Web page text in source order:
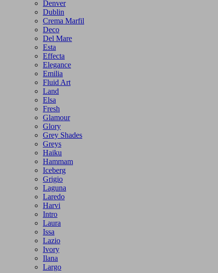
Denver
Dublin
Crema Marfil
Deco
Del Mare
Esta
Effecta
Elegance
Emilia
Fluid Art
Land
Elsa
Fresh
Glamour
Glory
Grey Shades
Greys
Haiku
Hammam
Iceberg
Grigio
Laguna
Laredo
Harvi
Intro
Laura
Issa
Lazio
Ivory
Ilana
Largo